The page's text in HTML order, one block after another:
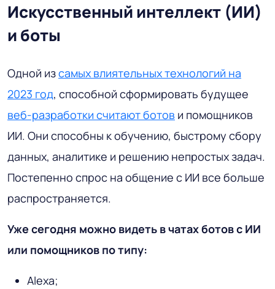
Искусственный интеллект (ИИ)
и боты
Одной изсамых влиятельных технологий на
2023 год, способной сформировать будущее
веб-разработки считают ботов и помощников
ИИ. Они способны к обучению, быстрому сбору
данных, аналитике и решению непростых задач.
Постепенно спрос на общение с ИИ все больше
распространяется.
Уже сегодня можно видеть в чатах ботов с ИИ
или помощников по типу:
Alexa;